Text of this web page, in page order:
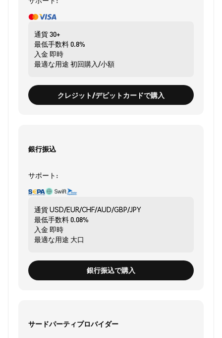
通貨30+
最低手数料0.8%
入金 即時
最適な用途 初回購入/小額
クレジット/デビットカードで購入
銀行振込
サポート:
通貨USD/EUR/CHF/AUD/GBP/JPY
最低手数料0.08%
入金 即時
最適な用途 大口
銀行振込で購入
サードパーティプロバイダー